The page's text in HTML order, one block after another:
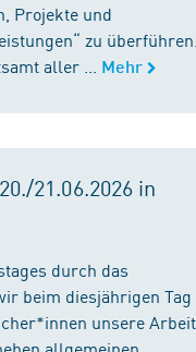
Projekte und
zu überführen.
aller ...
Mehr
21.06.2026 in
durch das
beim diesjährigen Tag
unsere Arbeit